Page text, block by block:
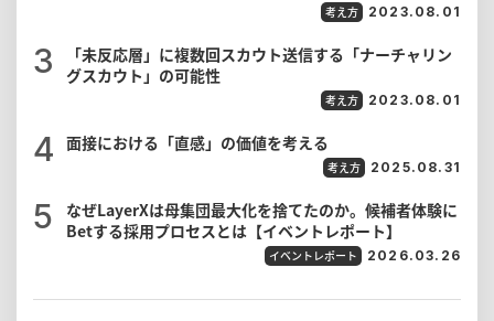
考え方 2023.08.01
「未反応層」に複数回スカウト送信する「ナーチャリン
グスカウト」の可能性
考え方 2023.08.01
面接における「直感」の価値を考える
考え方 2025.08.31
なぜLayerXは母集団最大化を捨てたのか。候補者体験に
Betする採用プロセスとは【イベントレポート】
イベントレポート 2026.03.26